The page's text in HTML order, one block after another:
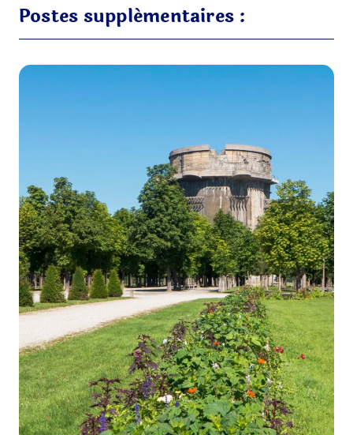
Postes supplémentaires :